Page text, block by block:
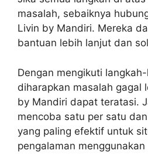
masalah, sebaiknya
Livin by Mandiri. Mereka
bantuan lebih lanjut dan
Dengan mengikuti
diharapkan masalah gagal
by Mandiri dapat teratasi.
mencoba satu per satu
yang paling efektif untuk
pengalaman